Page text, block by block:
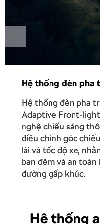
Hệ thống đèn pha
Hệ thống đèn pha
Adaptive Front-
nghệ chiếu sáng
điều chỉnh góc
lái và tốc độ xe,
ban đêm và an toàn
đường gấp khúc.
Hệ thống